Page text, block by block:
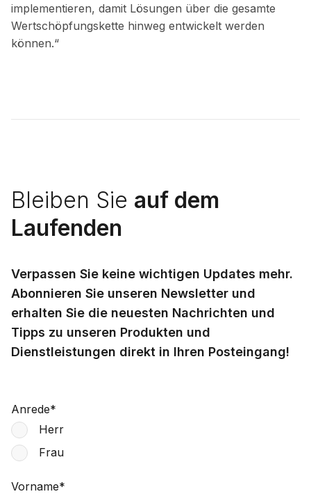
implementieren, damit Lösungen über die gesamte
Wertschöpfungskette hinweg entwickelt werden
können.“
Bleiben Sie auf dem
Laufenden
Verpassen Sie keine wichtigen Updates mehr.
Abonnieren Sie unseren Newsletter und
erhalten Sie die neuesten Nachrichten und
Tipps zu unseren Produkten und
Dienstleistungen direkt in Ihren Posteingang!
Anrede*
Herr
Frau
Vorname*